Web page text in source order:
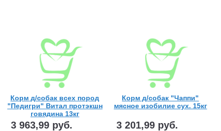
Корм д/собак всех пород
"Педигри" Витал протэкшн
говядина 13кг
3 963,99 руб.
Корм д/собак "Чаппи"
мясное изобилие сух. 15кг
3 201,99 руб.